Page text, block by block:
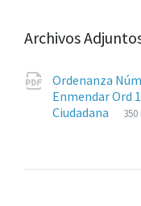
Archivos
Ordenanza
Enmendar Ord
Ciudadana
pdf
350